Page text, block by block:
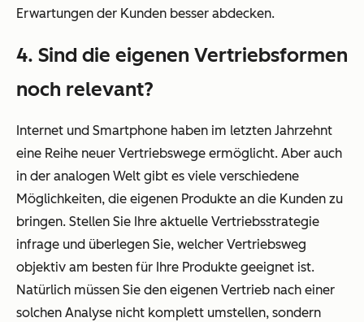
Erwartungen der Kunden besser abdecken.
4. Sind die eigenen Vertriebsformen
noch relevant?
Internet und Smartphone haben im letzten Jahrzehnt
eine Reihe neuer Vertriebswege ermöglicht. Aber auch
in der analogen Welt gibt es viele verschiedene
Möglichkeiten, die eigenen Produkte an die Kunden zu
bringen. Stellen Sie Ihre aktuelle Vertriebsstrategie
infrage und überlegen Sie, welcher Vertriebsweg
objektiv am besten für Ihre Produkte geeignet ist.
Natürlich müssen Sie den eigenen Vertrieb nach einer
solchen Analyse nicht komplett umstellen, sondern